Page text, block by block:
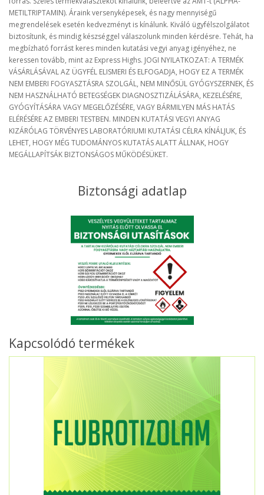
METILTRIPTAMIN). Áraink versenyképesek, és nagy mennyiségű
megrendelések esetén kedvezményt is kínálunk. Kiváló ügyfélszolgálatot
biztosítunk, és mindig készséggel válaszolunk minden kérdésre. Tehát, ha
megbízható forrást keres minden kutatási vegyi anyag igényéhez, ne
keressen tovább, mint az Express Highs. JOGI NYILATKOZAT: A TERMÉK
VÁSÁRLÁSÁVAL AZ ÜGYFÉL ELISMERI ÉS ELFOGADJA, HOGY EZ A TERMÉK
NEM EMBERI FOGYASZTÁSRA SZOLGÁL, NEM MINŐSÜL GYÓGYSZERNEK, ÉS
NEM HASZNÁLHATÓ BETEGSÉGEK DIAGNOSZTIZÁLÁSÁRA, KEZELÉSÉRE,
GYÓGYÍTÁSÁRA VAGY MEGELŐZÉSÉRE, VAGY BÁRMILYEN MÁS HATÁS
ELÉRÉSÉRE AZ EMBERI TESTBEN. MINDEN KUTATÁSI VEGYI ANYAG
KIZÁRÓLAG TÖRVÉNYES LABORATÓRIUMI KUTATÁSI CÉLRA KÍNÁLJUK, ÉS
LEHET, HOGY MÉG TUDOMÁNYOS KUTATÁS ALATT ÁLLNAK, HOGY
MEGÁLLAPÍTSÁK BIZTONSÁGOS MŰKÖDÉSÜKET.
Biztonsági adatlap
Kapcsolódó termékek